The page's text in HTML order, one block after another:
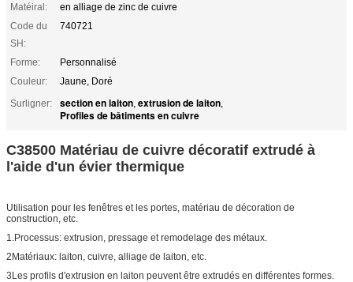
Matéiral:
en alliage de zinc de cuivre
Code du
SH:
740721
Forme:
Personnalisé
Couleur:
Jaune, Doré
Surligner:
section en laiton, extrusion de laiton,
Profiles de bâtiments en cuivre
C38500 Matériau de cuivre décoratif extrudé à
l'aide d'un évier thermique
Utilisation pour les fenêtres et les portes, matériau de décoration de
construction, etc.
1.Processus: extrusion, pressage et remodelage des métaux.
2Matériaux: laiton, cuivre, alliage de laiton, etc.
3Les profils d'extrusion en laiton peuvent être extrudés en différentes formes.